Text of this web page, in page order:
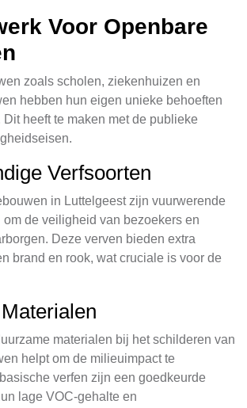
Voor Openbare
zoals scholen, ziekenhuizen en
hebben hun eigen unieke behoeften
heeft te maken met de publieke
Verfsoorten
in Luttelgeest zijn vuurwerende
de veiligheid van bezoekers en
Deze verven bieden extra
brand en rook, wat cruciale is voor de
materialen bij het schilderen van
helpt om de milieuimpact te
verfen zijn een goedkeurde
lage VOC-gehalte en